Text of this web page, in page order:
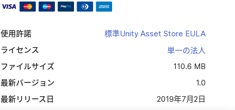
使用許諾
標準Unity Asset Store EULA
ライセンス
単一の法人
ファイルサイズ
110.6 MB
最新バージョン
1.0
最新リリース日
2019年7月2日